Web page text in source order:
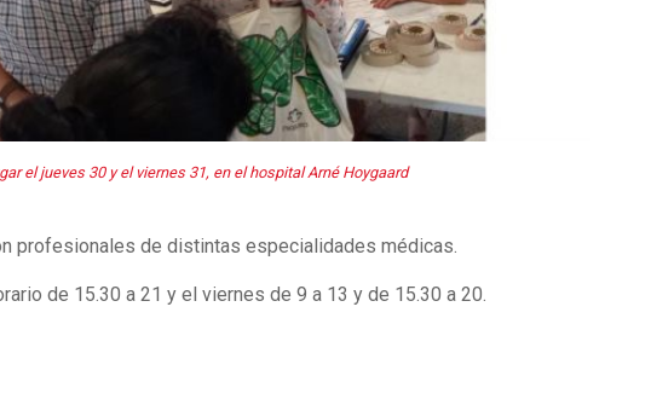
el jueves 30 y el viernes 31, en el hospital Arné Hoygaard
profesionales de distintas especialidades médicas.
de 15.30 a 21 y el viernes de 9 a 13 y de 15.30 a 20.